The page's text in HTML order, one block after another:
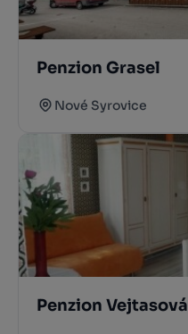
Penzion Grasel
Nové Syrovice
Penzion Vejtasová